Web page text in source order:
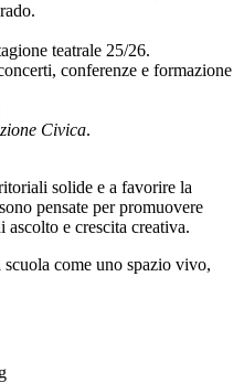
teatrale 25/26.
conferenze e formazione
Civica.
solide e a favorire la
pensate per promuovere
e crescita creativa.
come uno spazio vivo,